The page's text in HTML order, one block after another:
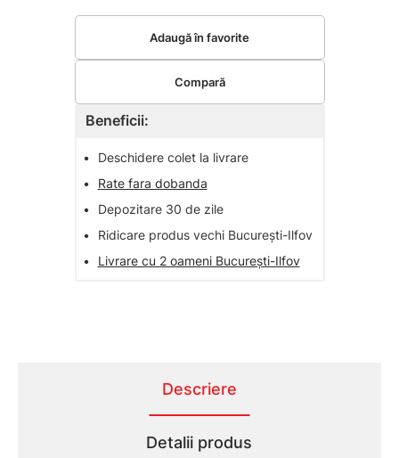
Beneficii:
•
Deschidere colet la livrare
•
Rate fara dobanda
•
Depozitare 30 de zile
•
Ridicare produs vechi București-Ilfov
•
Livrare cu 2 oameni București-Ilfov
Adaugă în favorite
Compară
Descriere
Detalii produs